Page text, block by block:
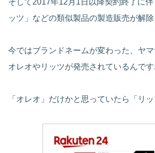
そして2017年12月1日以降契約終了に伴
ッツ」などの類似製品の製造販売が解除
今ではブランドネームが変わった、ヤ
オレオやリッツが発売されているんです
「オレオ」だけかと思っていたら「リ